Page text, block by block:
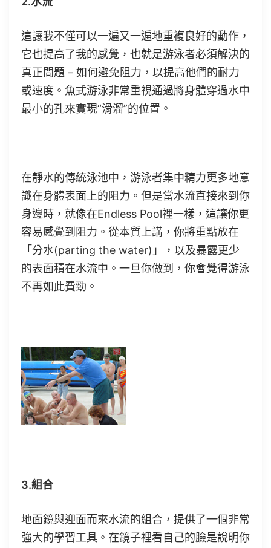
這讓我不僅可以一遍又一遍地重複良好的動作，
它也提高了我的感覺，也就是游泳者必須解決的
真正問題 – 如何避免阻力，以提高他們的耐力
或速度。魚式游泳非常重視通過將身體穿過水中
最小的孔來實現“滑溜”的位置。
在靜水的傳統泳池中，游泳者集中精力更多地意
識在身體表面上的阻力。但是當水流直接來到你
身邊時，就像在Endless Pool裡一樣，這讓你更
容易感覺到阻力。從本質上講，你將重點放在
「分水(parting the water)」，以及暴露更少
的表面積在水流中。一旦你做到，你會覺得游泳
不再如此費勁。
3.組合
地面鏡與迎面而來水流的組合，提供了一個非常
強大的學習工具。在鏡子裡看自己的臉是說明你